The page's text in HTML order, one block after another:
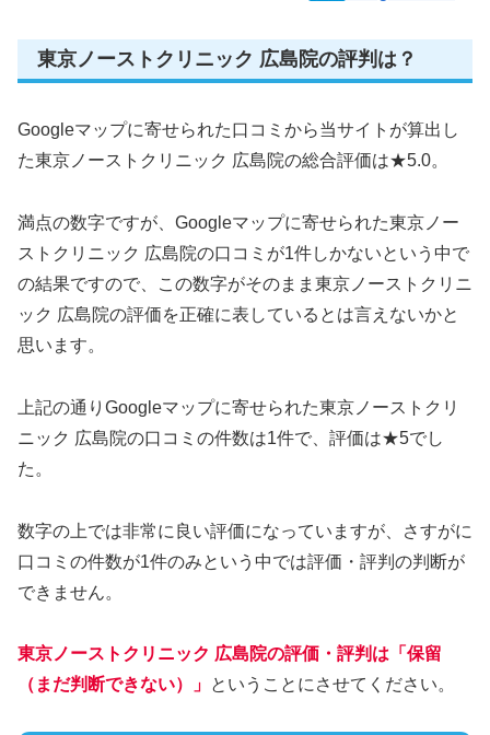
東京ノーストクリニック 広島院の評判は？
Googleマップに寄せられた口コミから当サイトが算出し
た東京ノーストクリニック 広島院の総合評価は★5.0。
満点の数字ですが、Googleマップに寄せられた東京ノー
ストクリニック 広島院の口コミが1件しかないという中で
の結果ですので、この数字がそのまま東京ノーストクリニ
ック 広島院の評価を正確に表しているとは言えないかと
思います。
上記の通りGoogleマップに寄せられた東京ノーストクリ
ニック 広島院の口コミの件数は1件で、評価は★5でし
た。
数字の上では非常に良い評価になっていますが、さすがに
口コミの件数が1件のみという中では評価・評判の判断が
できません。
東京ノーストクリニック 広島院の評価・評判は「保留
（まだ判断できない）」 ということにさせてください。